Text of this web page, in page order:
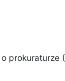
prokuraturze